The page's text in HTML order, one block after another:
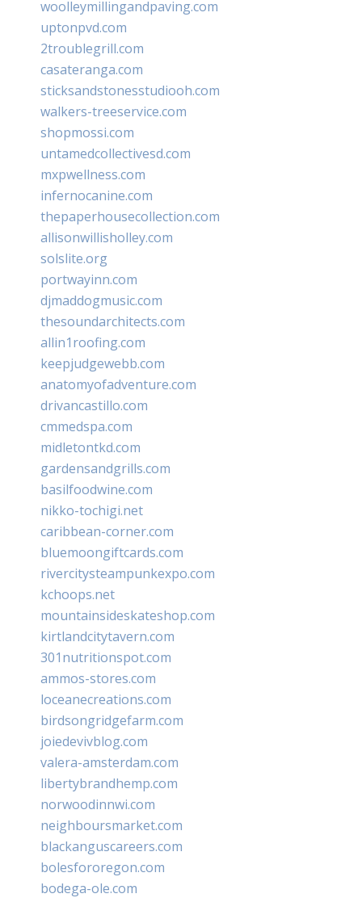
woolleymillingandpaving.com
uptonpvd.com
2troublegrill.com
casateranga.com
sticksandstonesstudiooh.com
walkers-treeservice.com
shopmossi.com
untamedcollectivesd.com
mxpwellness.com
infernocanine.com
thepaperhousecollection.com
allisonwillisholley.com
solslite.org
portwayinn.com
djmaddogmusic.com
thesoundarchitects.com
allin1roofing.com
keepjudgewebb.com
anatomyofadventure.com
drivancastillo.com
cmmedspa.com
midletontkd.com
gardensandgrills.com
basilfoodwine.com
nikko-tochigi.net
caribbean-corner.com
bluemoongiftcards.com
rivercitysteampunkexpo.com
kchoops.net
mountainsideskateshop.com
kirtlandcitytavern.com
301nutritionspot.com
ammos-stores.com
loceanecreations.com
birdsongridgefarm.com
joiedevivblog.com
valera-amsterdam.com
libertybrandhemp.com
norwoodinnwi.com
neighboursmarket.com
blackanguscareers.com
bolesfororegon.com
bodega-ole.com